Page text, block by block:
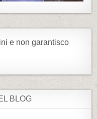
e non garantisco
BLOG